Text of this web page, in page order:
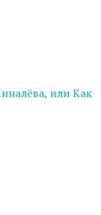
или Как